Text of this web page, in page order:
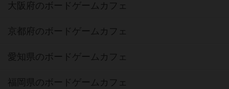
大阪府のボードゲームカフェ
京都府のボードゲームカフェ
愛知県のボードゲームカフェ
福岡県のボードゲームカフェ